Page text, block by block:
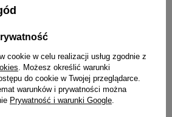
towaru do klienta. Płatność
na konto Sprzedającego
zamówienia.
(za pobraniem) - płatność
towaru kurierowi.
formę zapłaty przelewem
dane do przelewu na nasze konto:
cookie w celu realizacji usług zgodnie z
. Możesz określić warunki
do cookie w Twojej przeglądarce.
warunków i prywatności można
Prywatność i warunki Google